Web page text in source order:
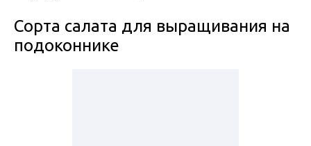
Сорта салата для выращивания на
подоконнике